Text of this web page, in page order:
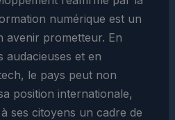
numérique est un
avenir prometteur. En
audacieuses et en
le pays peut non
position internationale,
ses citoyens un cadre de